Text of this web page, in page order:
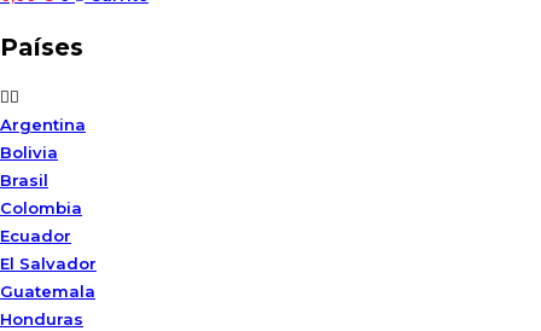
Países
Argentina
Bolivia
Brasil
Colombia
Ecuador
El Salvador
Guatemala
Honduras